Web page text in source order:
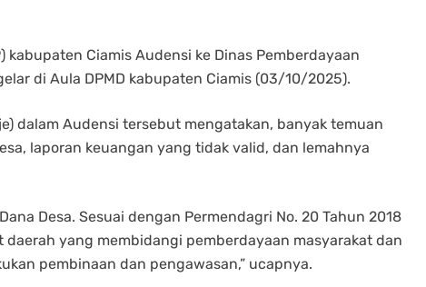
Ciamis Audensi ke Dinas Pemberdayaan
di Aula DPMD kabupaten Ciamis (03/10/2025).
dalam Audensi tersebut mengatakan, banyak temuan
laporan keuangan yang tidak valid, dan lemahnya
Desa. Sesuai dengan Permendagri No. 20 Tahun 2018
daerah yang membidangi pemberdayaan masyarakat dan
pembinaan dan pengawasan,” ucapnya.